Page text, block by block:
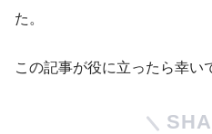
た。
この記事が役に立ったら幸い